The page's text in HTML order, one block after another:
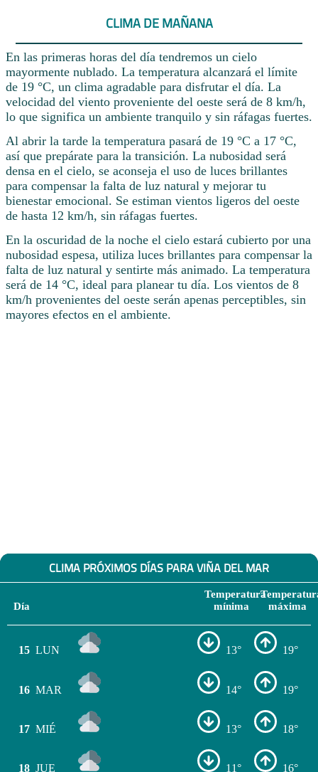
CLIMA DE MAÑANA
En las primeras horas del día tendremos un cielo
mayormente nublado. La temperatura alcanzará el límite
de 19 °C, un clima agradable para disfrutar el día. La
velocidad del viento proveniente del oeste será de 8 km/h,
lo que significa un ambiente tranquilo y sin ráfagas fuertes.
Al abrir la tarde la temperatura pasará de 19 °C a 17 °C,
así que prepárate para la transición. La nubosidad será
densa en el cielo, se aconseja el uso de luces brillantes
para compensar la falta de luz natural y mejorar tu
bienestar emocional. Se estiman vientos ligeros del oeste
de hasta 12 km/h, sin ráfagas fuertes.
En la oscuridad de la noche el cielo estará cubierto por una
nubosidad espesa, utiliza luces brillantes para compensar la
falta de luz natural y sentirte más animado. La temperatura
será de 14 °C, ideal para planear tu día. Los vientos de 8
km/h provenientes del oeste serán apenas perceptibles, sin
mayores efectos en el ambiente.
CLIMA PRÓXIMOS DÍAS PARA VIÑA DEL MAR
Día
Temperatura
mínima
máxima
15 LUN 13° 19°
16 MAR 14° 19°
17 MIÉ 13° 18°
18 JUE 11° 16°